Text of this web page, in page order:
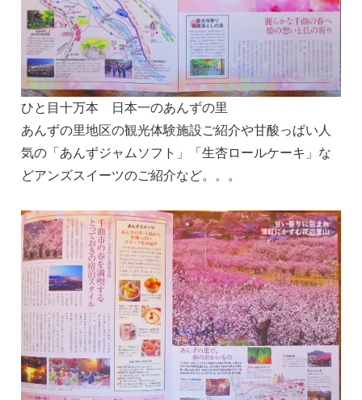
ひと目十万本 日本一のあんずの里
あんずの里地区の観光体験施設ご紹介や甘酸っぱい人
気の「あんずジャムソフト」「生杏ロールケーキ」な
どアンズスイーツのご紹介など。。。